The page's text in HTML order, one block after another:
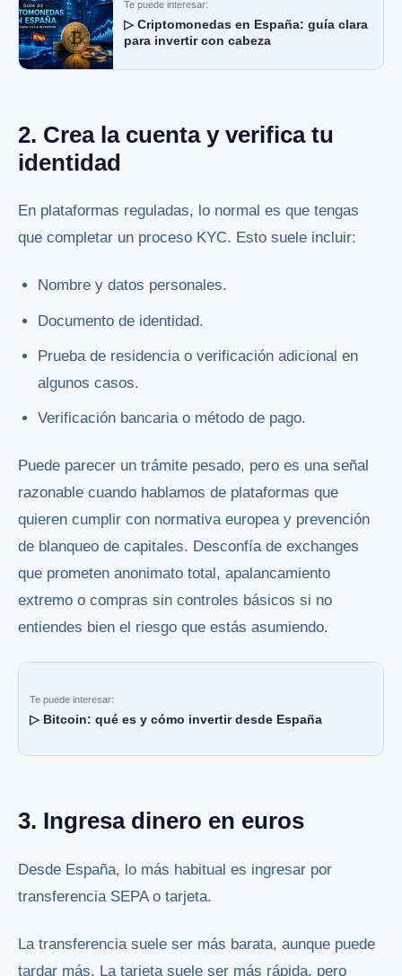
Te puede interesar:
▷ Criptomonedas en España: guía clara
para invertir con cabeza
2. Crea la cuenta y verifica tu
identidad
En plataformas reguladas, lo normal es que tengas
que completar un proceso KYC. Esto suele incluir:
Nombre y datos personales.
Documento de identidad.
Prueba de residencia o verificación adicional en
algunos casos.
Verificación bancaria o método de pago.
Puede parecer un trámite pesado, pero es una señal
razonable cuando hablamos de plataformas que
quieren cumplir con normativa europea y prevención
de blanqueo de capitales. Desconfía de exchanges
que prometen anonimato total, apalancamiento
extremo o compras sin controles básicos si no
entiendes bien el riesgo que estás asumiendo.
Te puede interesar:
▷ Bitcoin: qué es y cómo invertir desde España
3. Ingresa dinero en euros
Desde España, lo más habitual es ingresar por
transferencia SEPA o tarjeta.
La transferencia suele ser más barata, aunque puede
tardar más. La tarjeta suele ser más rápida, pero